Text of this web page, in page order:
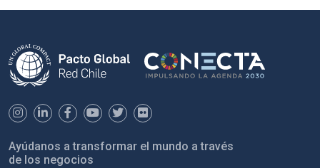
Ayúdanos a transformar el mundo a través
de los negocios